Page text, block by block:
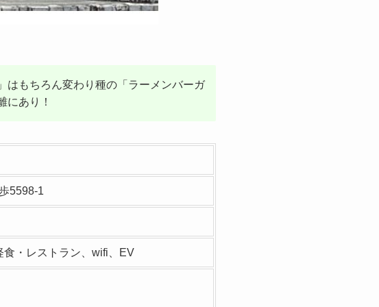
はもちろん変わり種の「ラーメンバーガ
にあり！
5598-1
食・レストラン、wifi、EV